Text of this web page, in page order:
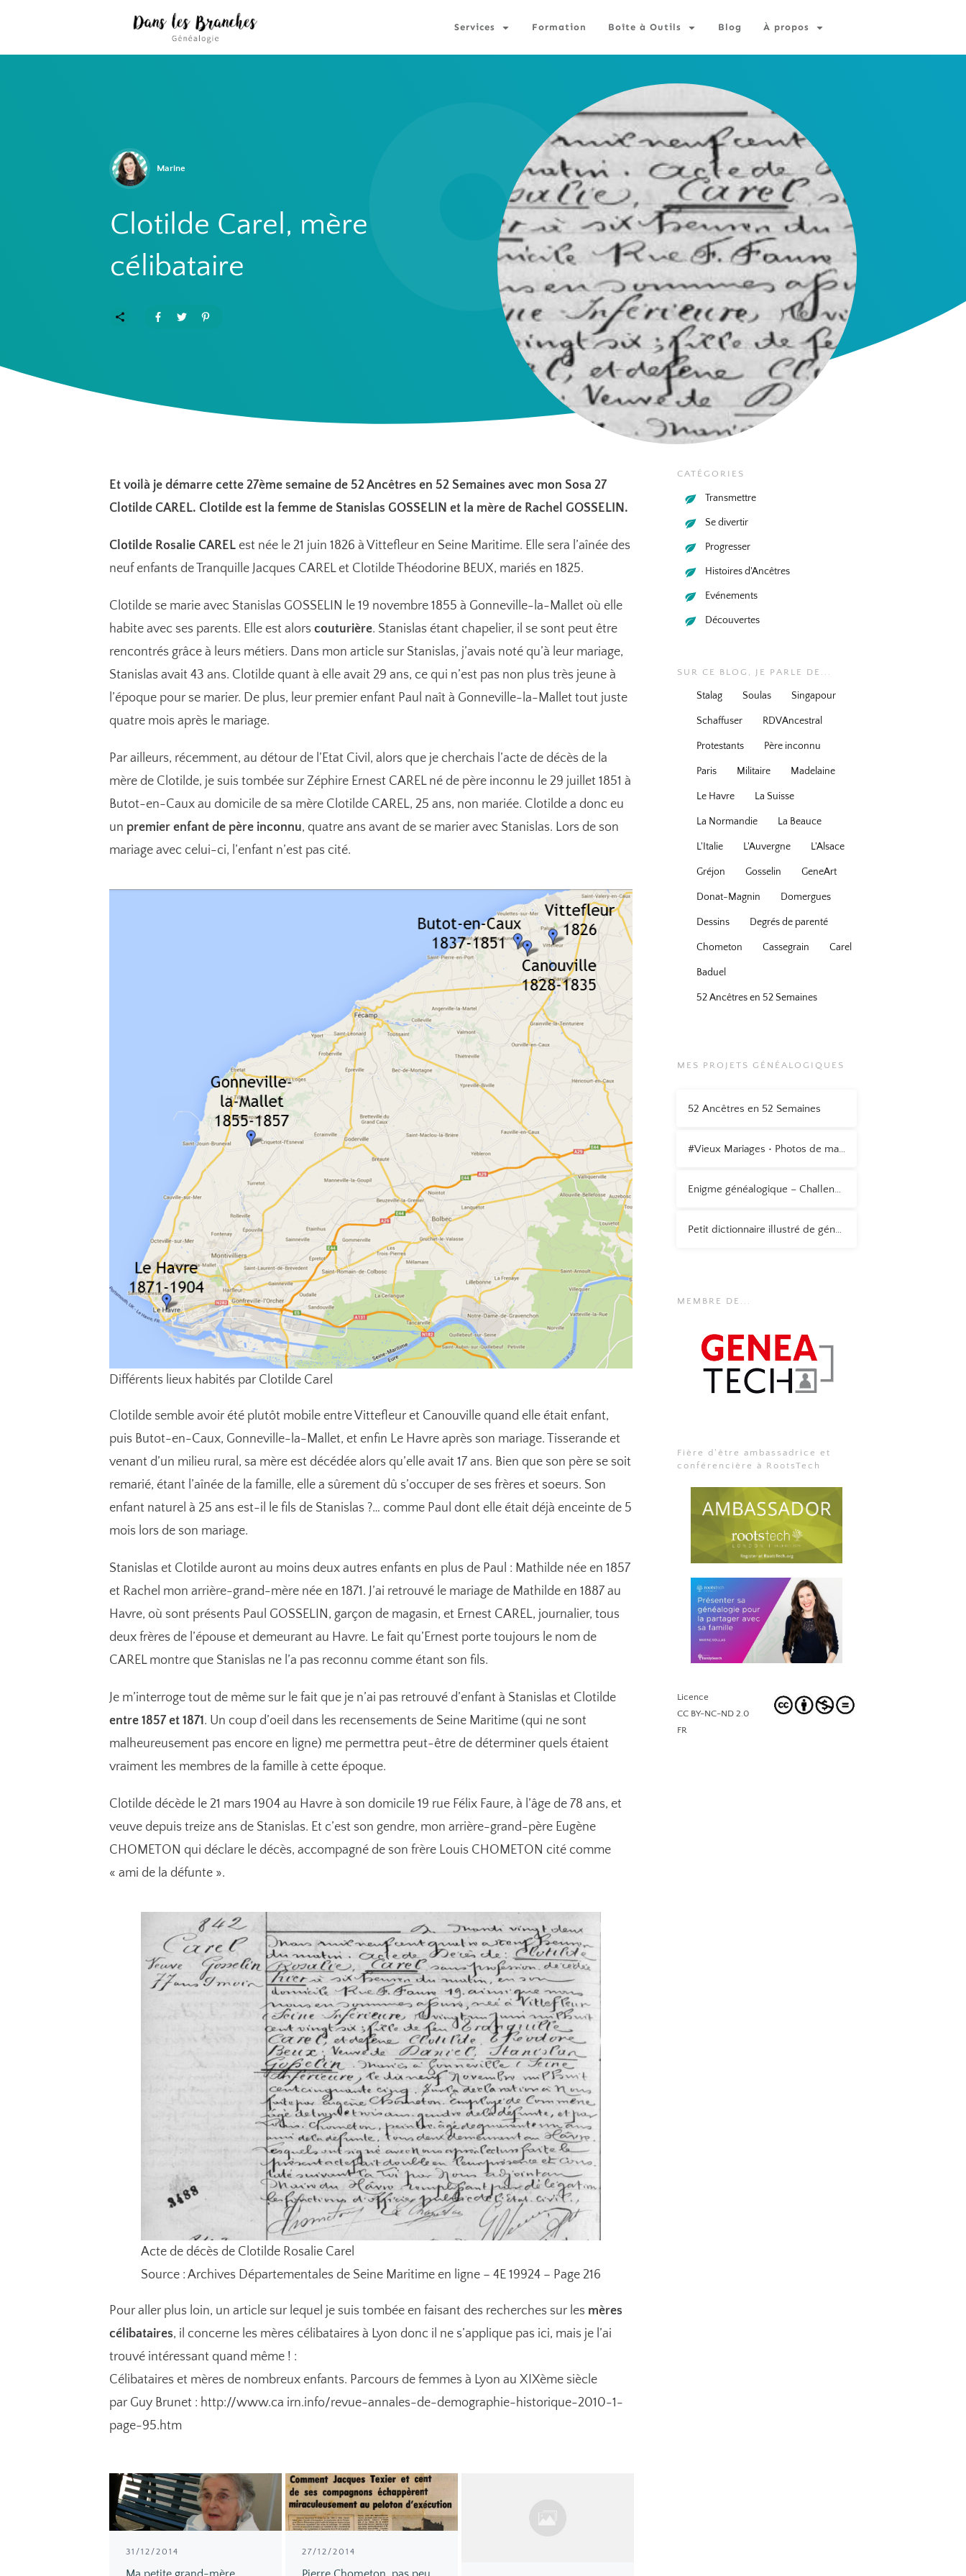
Services Formation Boîte à Outils Blog À propos
Marine
Clotilde Carel, mère
célibataire
Et voilà je démarre cette 27ème semaine de 52 Ancêtres en 52 Semaines avec mon Sosa 27
Clotilde CAREL. Clotilde est la femme de Stanislas GOSSELIN et la mère de Rachel GOSSELIN.
Clotilde Rosalie CAREL est née le 21 juin 1826 à Vittefleur en Seine Maritime. Elle sera l’aînée des
neuf enfants de Tranquille Jacques CAREL et Clotilde Théodorine BEUX, mariés en 1825.
Clotilde se marie avec Stanislas GOSSELIN le 19 novembre 1855 à Gonneville-la-Mallet où elle
habite avec ses parents. Elle est alors couturière. Stanislas étant chapelier, il se sont peut être
rencontrés grâce à leurs métiers. Dans mon article sur Stanislas, j’avais noté qu’à leur mariage,
Stanislas avait 43 ans. Clotilde quant à elle avait 29 ans, ce qui n’est pas non plus très jeune à
l’époque pour se marier. De plus, leur premier enfant Paul naît à Gonneville-la-Mallet tout juste
quatre mois après le mariage.
Par ailleurs, récemment, au détour de l’Etat Civil, alors que je cherchais l’acte de décès de la
mère de Clotilde, je suis tombée sur Zéphire Ernest CAREL né de père inconnu le 29 juillet 1851 à
Butot-en-Caux au domicile de sa mère Clotilde CAREL, 25 ans, non mariée. Clotilde a donc eu
un premier enfant de père inconnu, quatre ans avant de se marier avec Stanislas. Lors de son
mariage avec celui-ci, l’enfant n’est pas cité.
Différents lieux habités par Clotilde Carel
Clotilde semble avoir été plutôt mobile entre Vittefleur et Canouville quand elle était enfant,
puis Butot-en-Caux, Gonneville-la-Mallet, et enfin Le Havre après son mariage. Tisserande et
venant d’un milieu rural, sa mère est décédée alors qu’elle avait 17 ans. Bien que son père se soit
remarié, étant l’aînée de la famille, elle a sûrement dû s’occuper de ses frères et soeurs. Son
enfant naturel à 25 ans est-il le fils de Stanislas ?… comme Paul dont elle était déjà enceinte de 5
mois lors de son mariage.
Stanislas et Clotilde auront au moins deux autres enfants en plus de Paul : Mathilde née en 1857
et Rachel mon arrière-grand-mère née en 1871. J’ai retrouvé le mariage de Mathilde en 1887 au
Havre, où sont présents Paul GOSSELIN, garçon de magasin, et Ernest CAREL, journalier, tous
deux frères de l’épouse et demeurant au Havre. Le fait qu’Ernest porte toujours le nom de
CAREL montre que Stanislas ne l’a pas reconnu comme étant son fils.
Je m’interroge tout de même sur le fait que je n’ai pas retrouvé d’enfant à Stanislas et Clotilde
entre 1857 et 1871. Un coup d’oeil dans les recensements de Seine Maritime (qui ne sont
malheureusement pas encore en ligne) me permettra peut-être de déterminer quels étaient
vraiment les membres de la famille à cette époque.
Clotilde décède le 21 mars 1904 au Havre à son domicile 19 rue Félix Faure, à l’âge de 78 ans, et
veuve depuis treize ans de Stanislas. Et c’est son gendre, mon arrière-grand-père Eugène
CHOMETON qui déclare le décès, accompagné de son frère Louis CHOMETON cité comme
« ami de la défunte ».
Acte de décès de Clotilde Rosalie Carel
Source : Archives Départementales de Seine Maritime en ligne – 4E 19924 – Page 216
Pour aller plus loin, un article sur lequel je suis tombée en faisant des recherches sur les mères
célibataires, il concerne les mères célibataires à Lyon donc il ne s’applique pas ici, mais je l’ai
trouvé intéressant quand même ! :
Célibataires et mères de nombreux enfants. Parcours de femmes à Lyon au XIXème siècle
par Guy Brunet : http://www.ca irn.info/revue-annales-de-demographie-historique-2010-1-
page-95.htm
31/12/2014 27/12/2014
CATÉGORIES
Transmettre
Se divertir
Progresser
Histoires d'Ancêtres
Evénements
Découvertes
SUR CE BLOG, JE PARLE DE...
Stalag Soulas Singapour
Schaffuser RDVAncestral
Protestants Père inconnu
Paris Militaire Madelaine
Le Havre La Suisse
La Normandie La Beauce
L'Italie L'Auvergne L'Alsace
Gréjon Gosselin GeneArt
Donat-Magnin Domergues
Dessins Degrés de parenté
Chometon Cassegrain Carel
Baduel
52 Ancêtres en 52 Semaines
MES PROJETS GÉNÉALOGIQUES
52 Ancêtres en 52 Semaines
#Vieux Mariages • Photos de mariage anciennes
Enigme généalogique – Challenge AZ 2015
Petit dictionnaire illustré de généalogie
MEMBRE DE...
Fière d'être ambassadrice et
conférencière à RootsTech
Licence
CC BY-NC-ND 2.0
FR